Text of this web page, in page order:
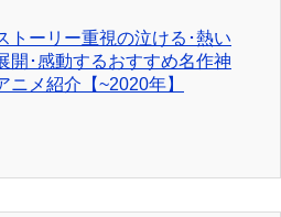
トーリー重視の泣ける･熱い
開･感動するおすすめ名作神
ニメ紹介【~2020年】